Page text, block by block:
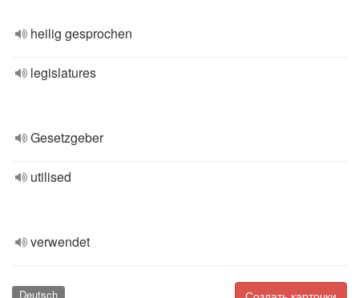
heilig gesprochen
legislatures
Gesetzgeber
utilised
verwendet
Deutsch